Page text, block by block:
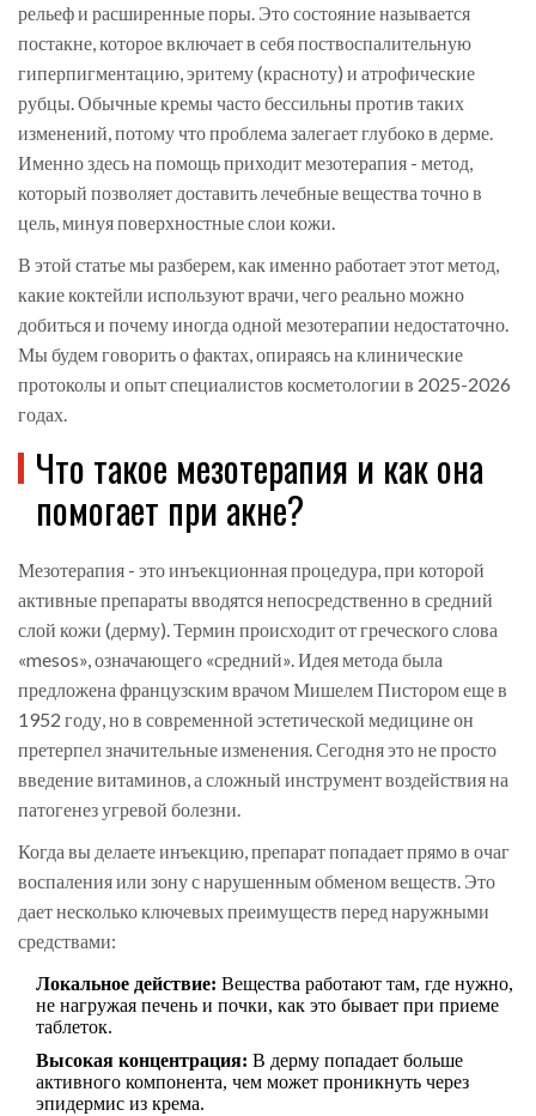
рельеф и расширенные поры. Это состояние называется
постакне, которое включает в себяпоствоспалительную
гиперпигментацию, эритему (красноту) и атрофические
рубцы. Обычные кремы часто бессильны против таких
изменений, потому что проблема залегает глубоко в дерме.
Именно здесь на помощь приходит мезотерапия - метод,
который позволяет доставить лечебные вещества точно в
цель, минуя поверхностные слои кожи.
В этой статье мы разберем, как именно работает этот метод,
какие коктейли используют врачи, чего реально можно
добиться и почему иногда одной мезотерапии недостаточно.
Мы будем говорить о фактах, опираясь на клинические
протоколы и опыт специалистов косметологии в 2025-2026
годах.
Что такое мезотерапия и как она
помогает при акне?
Мезотерапия - этоинъекционная процедура, при которой
активные препараты вводятся непосредственно в средний
слой кожи (дерму). Термин происходит от греческого слова
«mesos», означающего «средний». Идея метода была
предложена французским врачом Мишелем Пистором еще в
1952 году, но в современной эстетической медицине он
претерпел значительные изменения. Сегодня это не просто
введение витаминов, а сложный инструмент воздействия на
патогенез угревой болезни.
Когда вы делаете инъекцию, препарат попадает прямо в очаг
воспаления или зону с нарушенным обменом веществ. Это
дает несколько ключевых преимуществ перед наружными
средствами:
Локальное действие: Вещества работают там, где нужно,
не нагружая печень и почки, как это бывает при приеме
таблеток.
Высокая концентрация: В дерму попадает больше
активного компонента, чем может проникнуть через
эпидермис из крема.